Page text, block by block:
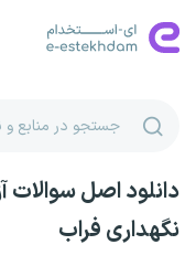
دانلود اصل سوالات
نگهداری فراب